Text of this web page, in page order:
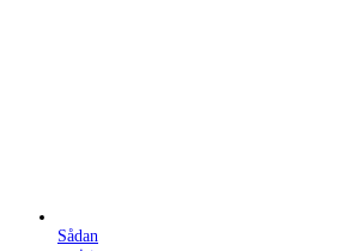
Sådan